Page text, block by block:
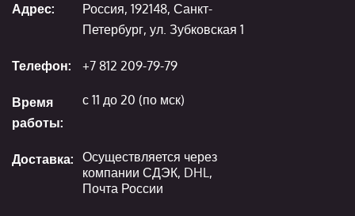
Адрес:
Россия, 192148, Санкт-
Петербург, ул. Зубковская 1
Телефон: +7 812 209-79-79
Время
работы:
с 11 до 20 (по мск)
Доставка: Осуществляется через
компании СДЭК, DHL,
Почта России